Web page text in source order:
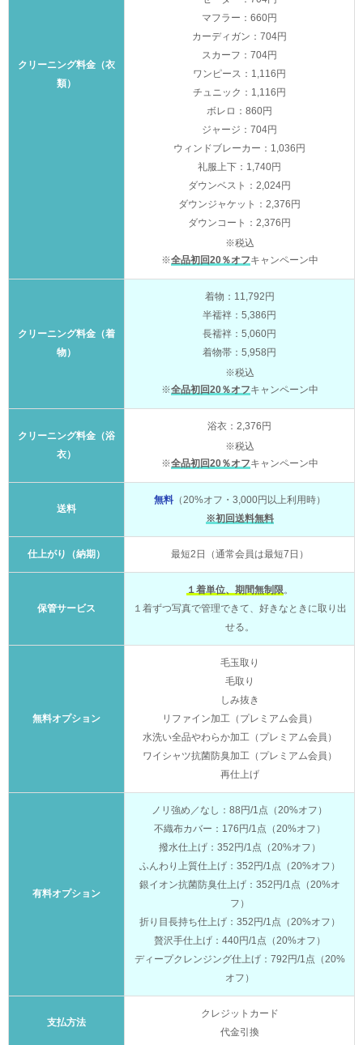
クリーニング料金（衣
類）
マフラー：660円
カーディガン：704円
スカーフ：704円
ワンピース：1,116円
チュニック：1,116円
ボレロ：860円
ジャージ：704円
ウィンドブレーカー：1,036円
礼服上下：1,740円
ダウンベスト：2,024円
ダウンジャケット：2,376円
ダウンコート：2,376円
※税込
※全品初回20％オフキャンペーン中
クリーニング料金（着
物）
着物：11,792円
半襦袢：5,386円
長襦袢：5,060円
着物帯：5,958円
※税込
※全品初回20％オフキャンペーン中
クリーニング料金（浴
衣）
浴衣：2,376円
※税込
※全品初回20％オフキャンペーン中
送料
無料（20%オフ・3,000円以上利用時）
※初回送料無料
仕上がり（納期） 最短2日（通常会員は最短7日）
保管サービス
１着単位、期間無制限。
１着ずつ写真で管理できて、好きなときに取り出
せる。
無料オプション
毛玉取り
毛取り
しみ抜き
リファイン加工（プレミアム会員）
水洗い全品やわらか加工（プレミアム会員）
ワイシャツ抗菌防臭加工（プレミアム会員）
再仕上げ
有料オプション
ノリ強め／なし：88円/1点（20%オフ）
不織布カバー：176円/1点（20%オフ）
撥水仕上げ：352円/1点（20%オフ）
ふんわり上質仕上げ：352円/1点（20%オフ）
銀イオン抗菌防臭仕上げ：352円/1点（20%オ
フ）
折り目長持ち仕上げ：352円/1点（20%オフ）
贅沢手仕上げ：440円/1点（20%オフ）
ディープクレンジング仕上げ：792円/1点（20%
オフ）
支払方法
クレジットカード
代金引換